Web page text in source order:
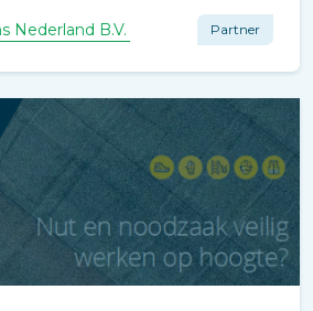
Nederland B.V. Partner